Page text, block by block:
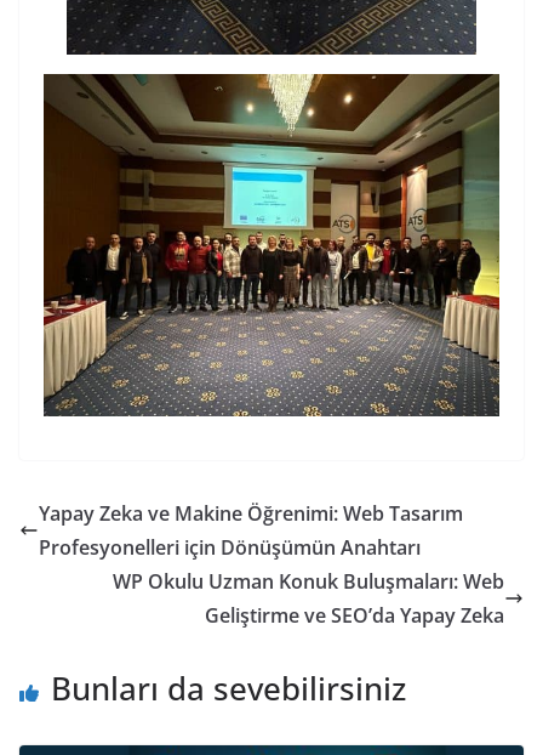
Yapay Zeka ve Makine Öğrenimi: Web Tasarım
Profesyonelleri için Dönüşümün Anahtarı
WP Okulu Uzman Konuk Buluşmaları: Web
Geliştirme ve SEO’da Yapay Zeka
Bunları da sevebilirsiniz